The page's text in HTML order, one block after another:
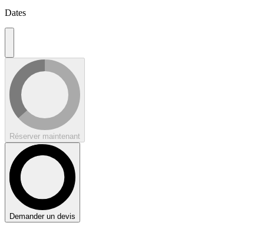
Dates
Réserver maintenant
Demander un devis